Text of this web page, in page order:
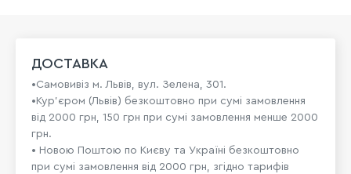
ДОСТАВКА
•Самовивіз м. Львів, вул. Зелена, 301.
•Кур'єром (Львів) безкоштовно при сумі замовлення
від 2000 грн, 150 грн при сумі замовлення менше 2000
грн.
• Новою Поштою по Києву та Україні безкоштовно
при сумі замовлення від 2000 грн, згідно тарифів